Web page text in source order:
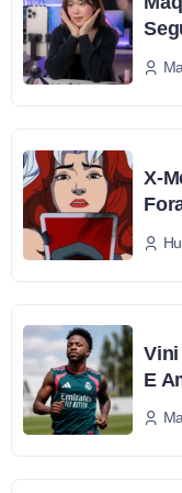
X-
Vini
E